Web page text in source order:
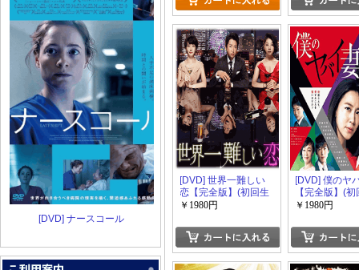
[DVD] ナースコール
[DVD] 世界一難しい
恋【完全版】(初回生
産限定版)
￥1980円
[DVD] 僕のヤ
【完全版】(
限定版)
￥1980円